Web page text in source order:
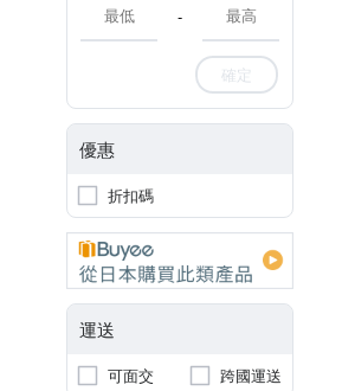
-
確定
優惠
折扣碼
運送
可面交 跨國運送